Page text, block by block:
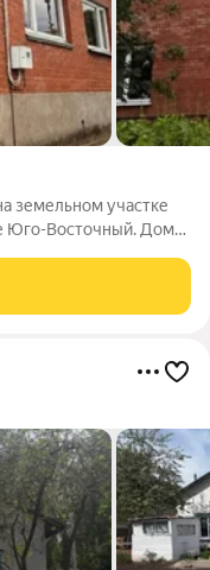
земельном участке
Юго-Восточный. Дом
гостиная, кухня и